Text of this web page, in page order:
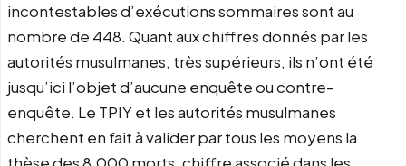
incontestables d’exécutions sommaires sont au
nombre de 448. Quant aux chiffres donnés par les
autorités musulmanes, très supérieurs, ils n’ont été
jusqu’ici l’objet d’aucune enquête ou contre-
enquête. Le TPIY et les autorités musulmanes
cherchent en fait à valider par tous les moyens la